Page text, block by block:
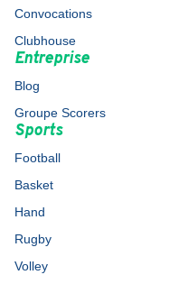
Convocations
Clubhouse
Entreprise
Blog
Groupe Scorers
Sports
Football
Basket
Hand
Rugby
Volley